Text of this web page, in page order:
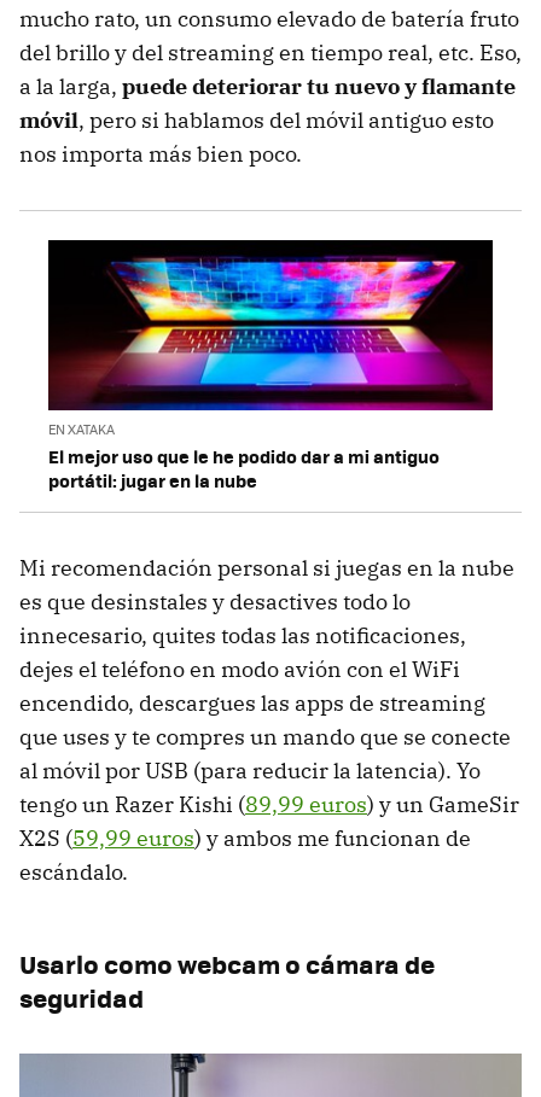
mucho rato, un consumo elevado de batería fruto
del brillo y del streaming en tiempo real, etc. Eso,
a la larga, puede deteriorar tu nuevo y flamante
móvil, pero si hablamos del móvil antiguo esto
nos importa más bien poco.
EN XATAKA
El mejor uso que le he podido dar a mi antiguo
portátil: jugar en la nube
Mi recomendación personal si juegas en la nube
es que desinstales y desactives todo lo
innecesario, quites todas las notificaciones,
dejes el teléfono en modo avión con el WiFi
encendido, descargues las apps de streaming
que uses y te compres un mando que se conecte
al móvil por USB (para reducir la latencia). Yo
tengo un Razer Kishi (89,99 euros) y un GameSir
X2S (59,99 euros) y ambos me funcionan de
escándalo.
Usarlo como webcam o cámara de
seguridad